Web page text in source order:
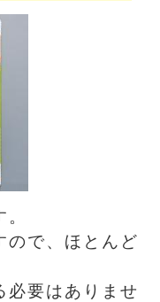
ので、ほとんど
必要はありませ